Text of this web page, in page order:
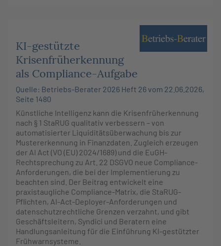
KI-gestützte
Krisenfrüherkennung
als Compliance-Aufgabe
Quelle: Betriebs-Berater 2026 Heft 26 vom 22.06.2026,
Seite 1480
Künstliche Intelligenz kann die Krisenfrüherkennung
nach § 1 StaRUG qualitativ verbessern – von
automatisierter Liquiditätsüberwachung bis zur
Mustererkennung in Finanzdaten. Zugleich erzeugen
der AI Act (VO (EU) 2024/1689) und die EuGH-
Rechtsprechung zu Art. 22 DSGVO neue Compliance-
Anforderungen, die bei der Implementierung zu
beachten sind. Der Beitrag entwickelt eine
praxistaugliche Compliance-Matrix, die StaRUG-
Pflichten, AI-Act-Deployer-Anforderungen und
datenschutzrechtliche Grenzen verzahnt, und gibt
Geschäftsleitern, Syndici und Beratern eine
Handlungsanleitung für die Einführung KI-gestützter
Frühwarnsysteme.